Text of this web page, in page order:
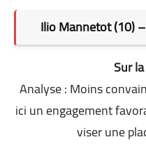
Ilio Mannetot (10)
Sur
Analyse : Moins
ici un engagement
viser une